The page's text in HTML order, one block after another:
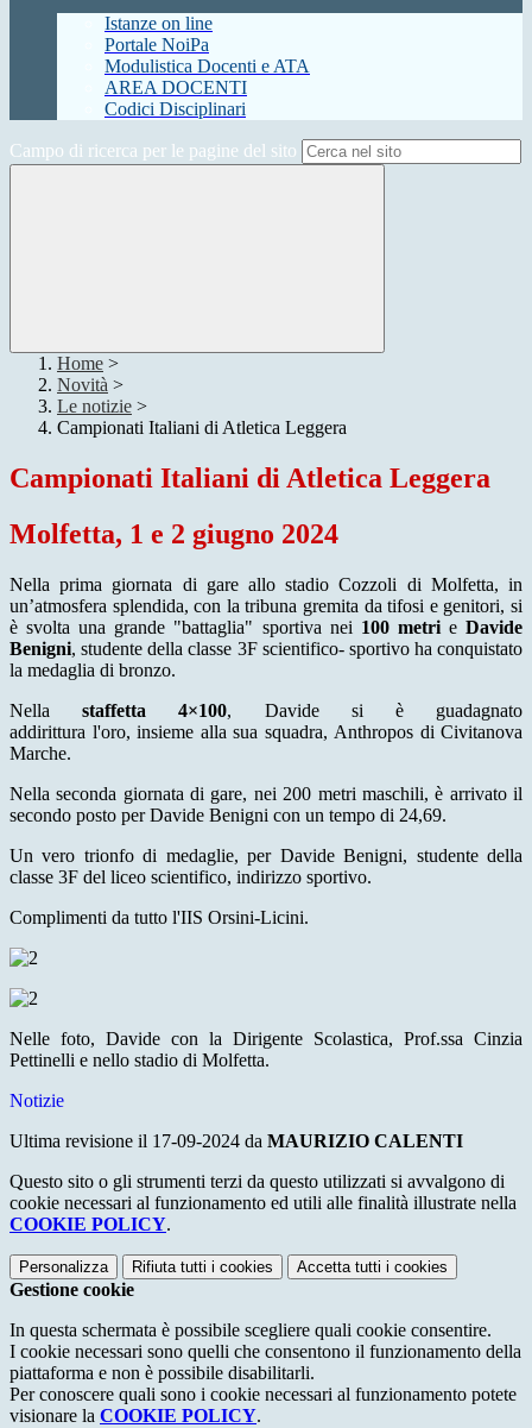
Istanze on line
Portale NoiPa
Modulistica Docenti e ATA
AREA DOCENTI
Codici Disciplinari
Campo di ricerca per le pagine del sito
Home >
Novità >
Le notizie >
Campionati Italiani di Atletica Leggera
Campionati Italiani di Atletica Leggera
Molfetta, 1 e 2 giugno 2024
Nella prima giornata di gare allo stadio Cozzoli di Molfetta, in
un’atmosfera splendida, con la tribuna gremita da tifosi e genitori, si
è svolta una grande "battaglia" sportiva nei 100 metri eDavide
Benigni, studente della classe 3F scientifico- sportivo ha conquistato
la medaglia di bronzo.
Nellastaffetta 4×100, Davide si è guadagnato
addirittura l'oro, insieme alla sua squadra, Anthropos di Civitanova
Marche.
Nella seconda giornata di gare, nei 200 metri maschili, è arrivato il
secondo posto per Davide Benigni con un tempo di 24,69.
Un vero trionfo di medaglie, per Davide Benigni, studente della
classe 3F del liceo scientifico, indirizzo sportivo.
Complimenti da tutto l'IIS Orsini-Licini.
Nelle foto, Davide con la Dirigente Scolastica, Prof.ssa Cinzia
Pettinelli e nello stadio di Molfetta.
Notizie
Ultima revisione il 17-09-2024 da MAURIZIO CALENTI
Questo sito o gli strumenti terzi da questo utilizzati si avvalgono di
cookie necessari al funzionamento ed utili alle finalità illustrate nella
COOKIE POLICY.
Personalizza Rifiuta tutti i cookies Accetta tutti i cookies
Gestione cookie
In questa schermata è possibile scegliere quali cookie consentire.
I cookie necessari sono quelli che consentono il funzionamento della
piattaforma e non è possibile disabilitarli.
Per conoscere quali sono i cookie necessari al funzionamento potete
visionare la COOKIE POLICY.